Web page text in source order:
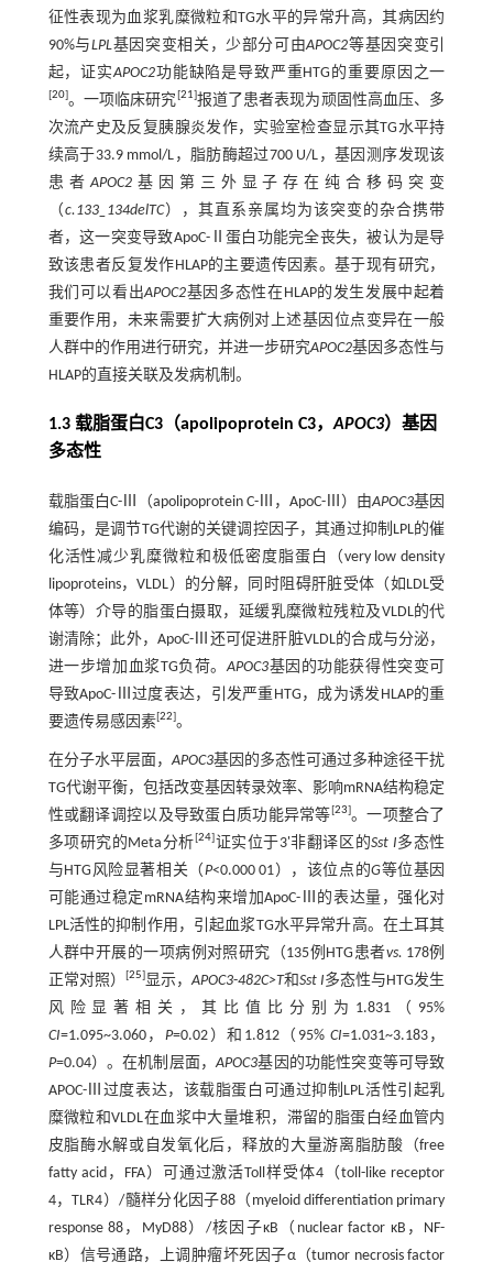
征性表现为血浆乳糜微粒和TG水平的异常升高，其病因约
90%与LPL基因突变相关，少部分可由APOC2等基因突变引
起，证实APOC2功能缺陷是导致严重HTG的重要原因之一
[20]。一项临床研究[21]报道了患者表现为顽固性高血压、多
次流产史及反复胰腺炎发作，实验室检查显示其TG水平持
续高于33.9 mmol/L，脂肪酶超过700 U/L，基因测序发现该
患者APOC2基因第三外显子存在纯合移码突变
（c.133_134delTC），其直系亲属均为该突变的杂合携带
者，这一突变导致ApoC-Ⅱ蛋白功能完全丧失，被认为是导
致该患者反复发作HLAP的主要遗传因素。基于现有研究，
我们可以看出APOC2基因多态性在HLAP的发生发展中起着
重要作用，未来需要扩大病例对上述基因位点变异在一般
人群中的作用进行研究，并进一步研究APOC2基因多态性与
HLAP的直接关联及发病机制。
1.3 载脂蛋白C3（apolipoprotein C3，APOC3）基因
多态性
载脂蛋白C-Ⅲ（apolipoprotein C-Ⅲ，ApoC-Ⅲ）由APOC3基因
编码，是调节TG代谢的关键调控因子，其通过抑制LPL的催
化活性减少乳糜微粒和极低密度脂蛋白（very low density
lipoproteins，VLDL）的分解，同时阻碍肝脏受体（如LDL受
体等）介导的脂蛋白摄取，延缓乳糜微粒残粒及VLDL的代
谢清除；此外，ApoC-Ⅲ还可促进肝脏VLDL的合成与分泌，
进一步增加血浆TG负荷。APOC3基因的功能获得性突变可
导致ApoC-Ⅲ过度表达，引发严重HTG，成为诱发HLAP的重
要遗传易感因素[22]。
在分子水平层面，APOC3基因的多态性可通过多种途径干扰
TG代谢平衡，包括改变基因转录效率、影响mRNA结构稳定
性或翻译调控以及导致蛋白质功能异常等[23]。一项整合了
多项研究的Meta分析[24]证实位于3'非翻译区的Sst I多态性
与HTG风险显著相关（P<0.000 01），该位点的G等位基因
可能通过稳定mRNA结构来增加ApoC-Ⅲ的表达量，强化对
LPL活性的抑制作用，引起血浆TG水平异常升高。在土耳其
人群中开展的一项病例对照研究（135例HTG患者vs. 178例
正常对照）
[25]显示，APOC3-482C>T和Sst I多态性与HTG发生
风险显著相关，其比值比分别为1.831（95%
CI=1.095~3.060， P=0.02）和1.812（95% CI=1.031~3.183，
P=0.04）。在机制层面，APOC3基因的功能性突变等可导致
APOC-Ⅲ过度表达，该载脂蛋白可通过抑制LPL活性引起乳
糜微粒和VLDL在血浆中大量堆积，滞留的脂蛋白经血管内
皮脂酶水解或自发氧化后，释放的大量游离脂肪酸（free
fatty acid，FFA）可通过激活Toll样受体4（toll-like receptor
4，TLR4）/髓样分化因子88（myeloid differentiation primary
response 88，MyD88）/核因子κB（nuclear factor κB，NF-
κB）信号通路，上调肿瘤坏死因子α（tumor necrosis factor